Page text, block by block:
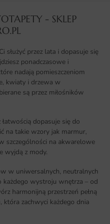
- SKLEP
służyć przez lata i dopasuje się
ponadczasowe i
nadają pomieszczeniom
kwiaty i drzewa w
są przez miłośników
dopasuje się do
na takie wzory jak marmur,
szczególności na akwarelowe
wyjdą z mody.
w uniwersalnych, neutralnych
każdego wystroju wnętrza – od
harmonijną przestrzeń pełną
zachwyci każdego dnia